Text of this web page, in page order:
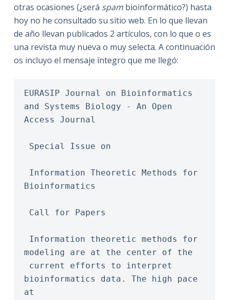
otras ocasiones (¿será spambioinformático?) hasta
hoy no he consultado su sitio web. En lo que llevan
de año llevan publicados 2 artículos, con lo que o es
una revista muy nueva o muy selecta. A continuación
os incluyo el mensaje íntegro que me llegó:
EURASIP Journal on Bioinformatics
and Systems Biology - An Open
Access Journal
Special Issue on
Bioinformatics
Call for Papers
modeling are at the center of the
bioinformatics data. The high pace
at